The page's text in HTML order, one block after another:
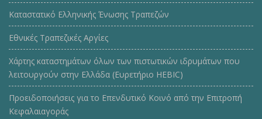
Καταστατικό Ελληνικής Ένωσης Τραπεζών
Εθνικές Τραπεζικές Αργίες
Χάρτης καταστημάτων όλων των πιστωτικών ιδρυμάτων που
λειτουργούν στην Ελλάδα (Ευρετήριο HEBIC)
Προειδοποιήσεις για το Επενδυτικό Κοινό από την Επιτροπή
Κεφαλαιαγοράς